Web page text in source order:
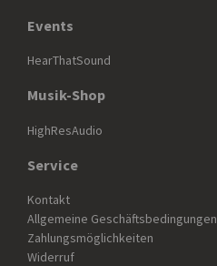
Events
HearThatSound
Musik-Shop
HighResAudio
Service
Kontakt
Allgemeine Geschäftsbedingungen
Zahlungsmöglichkeiten
Widerruf